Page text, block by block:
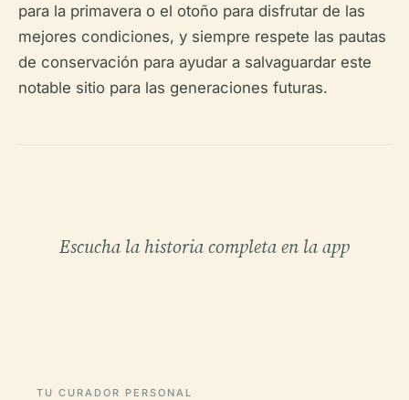
para la primavera o el otoño para disfrutar de las
mejores condiciones, y siempre respete las pautas
de conservación para ayudar a salvaguardar este
notable sitio para las generaciones futuras.
Escucha la historia completa en la app
TU CURADOR PERSONAL